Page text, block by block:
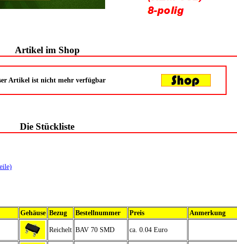
Artikel im Shop
Artikel ist nicht mehr verfügbar
Die Stückliste
Gehäuse Bezug Bestellnummer Preis Anmerkung
Reichelt BAV 70 SMD ca. 0.04 Euro